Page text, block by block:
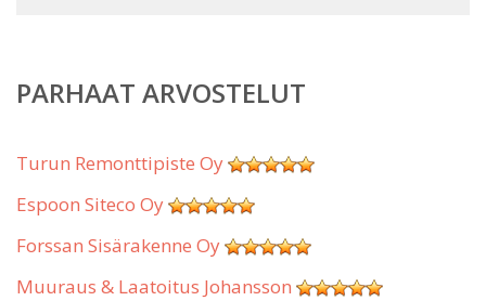
PARHAAT ARVOSTELUT
Turun Remonttipiste Oy
Espoon Siteco Oy
Forssan Sisärakenne Oy
Muuraus & Laatoitus Johansson